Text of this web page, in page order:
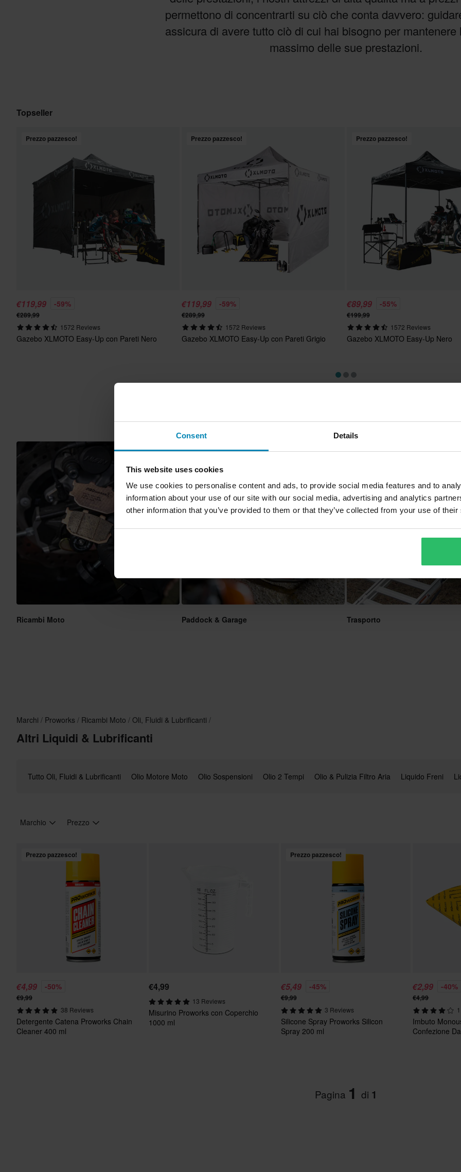
Consent Details
This website uses cookies
We use cookies to personalise content and ads, to provide social media features and to
information about your use of our site with our social media, advertising and analytics
other information that you’ve provided to them or that they’ve collected from your use of
permettono di concentrarti su ciò che conta davvero:
assicura di avere tutto ciò di cui hai bisogno per mantenere
massimo delle sue prestazioni.
Topseller
Prezzo pazzesco!
€119,99 -59%
€289,99
1572 Reviews
Gazebo XLMOTO Easy-Up con Pareti Nero
Prezzo pazzesco!
€119,99 -59%
€289,99
1572 Reviews
Gazebo XLMOTO Easy-Up con Pareti Grigio
Prezzo pazzesco!
€89,99 -55%
€199,99
1572 Reviews
Gazebo XLMOTO Easy-Up Nero
Ricambi Moto Paddock & Garage Trasporto
Marchi Proworks Ricambi Moto Oli, Fluidi & Lubrificanti
Altri Liquidi & Lubrificanti
Tutto Oli, Fluidi & Lubrificanti Olio Motore Moto Olio Sospensioni Olio 2 Tempi Olio & Pulizia Filtro Aria Liquido Freni
Marchio Prezzo
Prezzo pazzesco!
€4,99 -50%
€9,99
38 Reviews
Detergente Catena Proworks Chain
Cleaner 400 ml
€4,99
13 Reviews
Misurino Proworks con Coperchio
1000 ml
Prezzo pazzesco!
€5,49 -45%
€9,99
3 Reviews
Silicone Spray Proworks Silicon
Spray 200 ml
€2,99 -40%
€4,99
Imbuto
Confezione
Pagina 1 di 1